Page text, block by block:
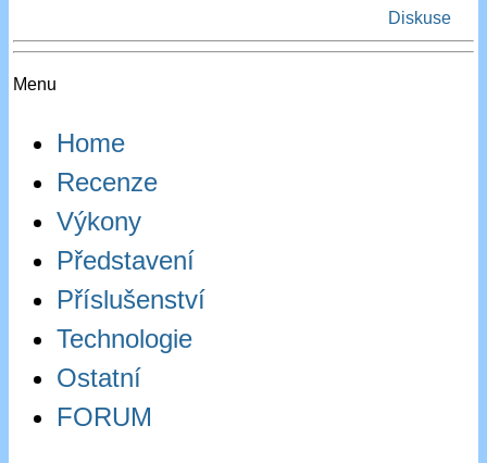
Diskuse
Menu
Home
Recenze
Výkony
Představení
Příslušenství
Technologie
Ostatní
FORUM